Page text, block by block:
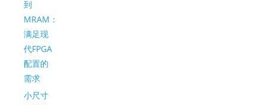
到
MRAM：
满足现
代FPGA
配置的
需求
小尺寸